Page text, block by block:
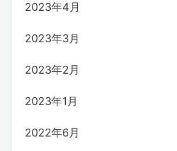
2023年4月
2023年3月
2023年2月
2023年1月
2022年6月